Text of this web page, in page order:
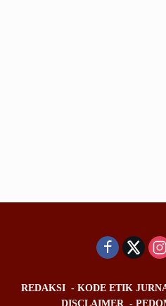
REDAKSI KODE ETIK
DISCLAIMER